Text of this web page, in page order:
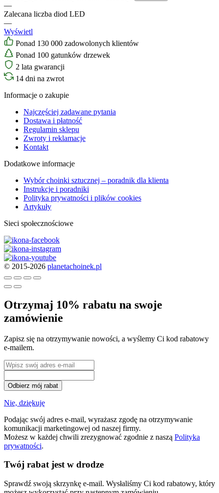
—
Zalecana liczba diod LED
—
Wyświetl
Ponad 130 000 zadowolonych klientów
Ponad 100 gatunków drzewek
2 lata gwarancji
14 dni na zwrot
Informacje o zakupie
Najczęściej zadawane pytania
Dostawa i płatność
Regulamin sklepu
Zwroty i reklamacje
Kontakt
Dodatkowe informacje
Wybór choinki sztucznej – poradnik dla klienta
Instrukcje i poradniki
Polityka prywatności i plików cookies
Artykuły
Sieci społecznościowe
© 2015-2026 planetachoinek.pl
Otrzymaj 10% rabatu na swoje
zamówienie
Zapisz się na otrzymywanie nowości, a wyślemy Ci kod rabatowy
e-mailem.
Odbierz mój rabat
Nie, dziękuję
Podając swój adres e-mail, wyrażasz zgodę na otrzymywanie
komunikacji marketingowej od naszej firmy.
Możesz w każdej chwili zrezygnować zgodnie z naszą Polityka
prywatności.
Twój rabat jest w drodze
Sprawdź swoją skrzynkę e-mail. Wysłaliśmy Ci kod rabatowy, który